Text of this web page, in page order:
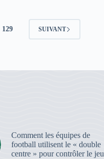
129 SUIVANT
Comment les équipes de
football utilisent le « double
centre » pour contrôler le jeu